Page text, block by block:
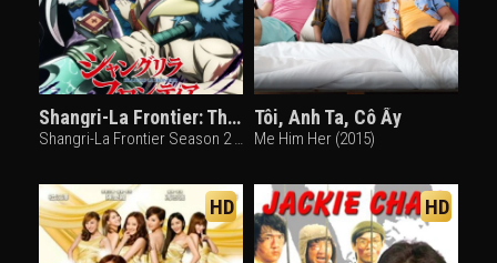
Shangri-La Frontier: Thợ Săn Game Rác (Phần 2)
Shangri-La Frontier Season 2 (2024)
Tôi, Anh Ta, Cô Ấy
Me Him Her (2015)
HD HD